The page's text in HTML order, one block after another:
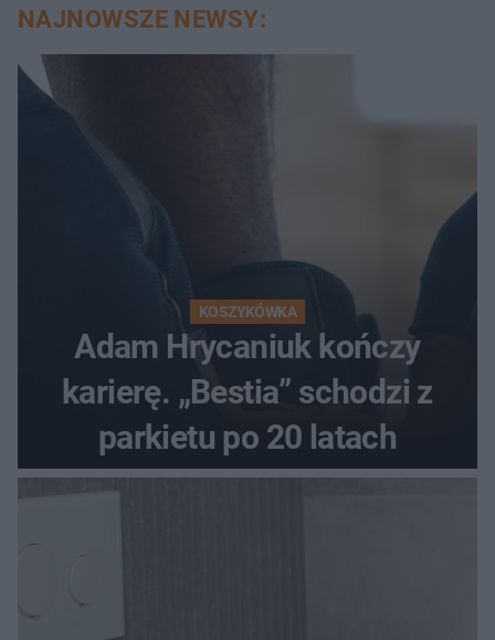
NAJNOWSZE NEWSY:
KOSZYKÓWKA
Adam Hrycaniuk kończy
karierę. „Bestia” schodzi z
parkietu po 20 latach